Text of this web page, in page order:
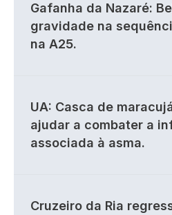
Gafanha da Nazaré:
gravidade na
na A25.
UA: Casca de
ajudar a combater a
associada à asma.
Cruzeiro da Ria